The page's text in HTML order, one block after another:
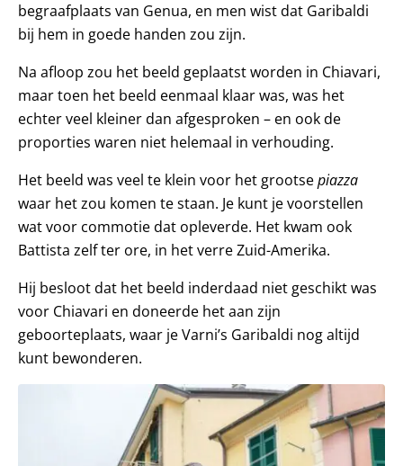
begraafplaats van Genua, en men wist dat Garibaldi
bij hem in goede handen zou zijn.
Na afloop zou het beeld geplaatst worden in Chiavari,
maar toen het beeld eenmaal klaar was, was het
echter veel kleiner dan afgesproken – en ook de
proporties waren niet helemaal in verhouding.
Het beeld was veel te klein voor het grootsepiazza
waar het zou komen te staan. Je kunt je voorstellen
wat voor commotie dat opleverde. Het kwam ook
Battista zelf ter ore, in het verre Zuid-Amerika.
Hij besloot dat het beeld inderdaad niet geschikt was
voor Chiavari en doneerde het aan zijn
geboorteplaats, waar je Varni’s Garibaldi nog altijd
kunt bewonderen.